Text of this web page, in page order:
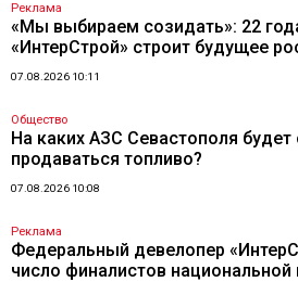
Реклама
«Мы выбираем созидать»: 22
«ИнтерСтрой» строит будущее
07.08.2026 10:11
Общество
На каких АЗС Севастополя будет
продаваться топливо?
07.08.2026 10:08
Реклама
Федеральный девелопер
число финалистов